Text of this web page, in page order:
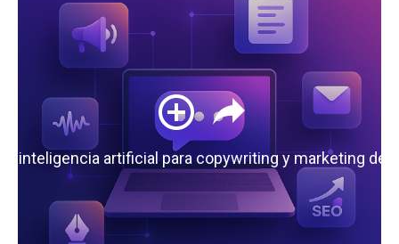
la inteligencia artificial para copywriting y marketing de